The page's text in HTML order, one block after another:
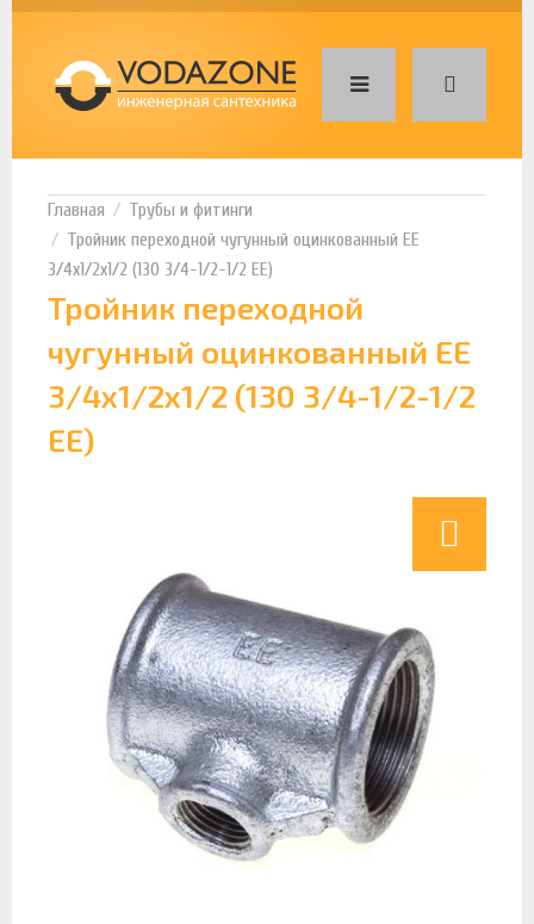
Трубы и фитинги
Тройник переходной чугунный оцинкованный ЕЕ
3/4х1/2х1/2 (130 3/4-1/2-1/2 EE)
Тройник переходной
чугунный оцинкованный ЕЕ
3/4х1/2х1/2 (130 3/4-1/2-1/2
EE)